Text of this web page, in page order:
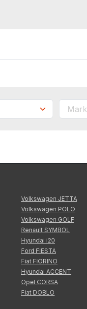
Volkswagen JETTA
Volkswagen POLO
Volkswagen GOLF
Renault SYMBOL
Hyundai i20
Ford FIESTA
Fiat FIORINO
Hyundai ACCENT
Opel CORSA
Fiat DOBLO